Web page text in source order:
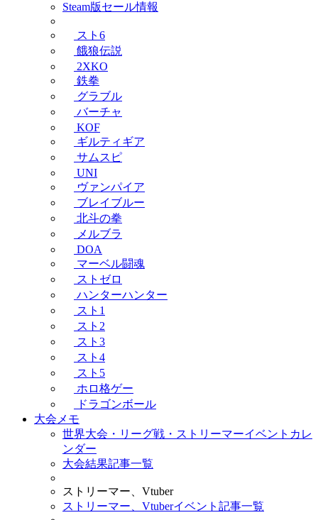
Steam版セール情報
スト6
餓狼伝説
2XKO
鉄拳
グラブル
バーチャ
KOF
ギルティギア
サムスピ
UNI
ヴァンパイア
ブレイブルー
北斗の拳
メルブラ
DOA
マーベル闘魂
ストゼロ
ハンターハンター
スト1
スト2
スト3
スト4
スト5
ホロ格ゲー
ドラゴンボール
大会メモ
世界大会・リーグ戦・ストリーマーイベントカレ
ンダー
大会結果記事一覧
ストリーマー、Vtuber
ストリーマー、Vtuberイベント記事一覧